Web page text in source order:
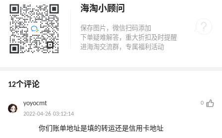
海淘小顾问
12个评论
yoyocmt
0
2022-04-26 03:12:14
你们账单地址是填的转运还是信用卡地址